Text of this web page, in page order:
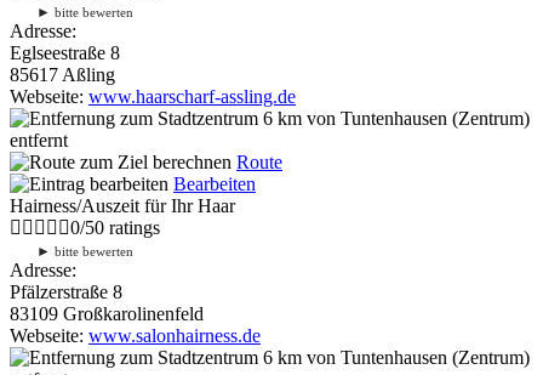
► bitte bewerten
Adresse:
Eglseestraße 8
85617 Aßling
Webseite: www.haarscharf-assling.de
6 km von Tuntenhausen (Zentrum)
entfernt
Route
Bearbeiten
Hairness/Auszeit für Ihr Haar
0/50 ratings
► bitte bewerten
Adresse:
Pfälzerstraße 8
83109 Großkarolinenfeld
Webseite: www.salonhairness.de
6 km von Tuntenhausen (Zentrum)